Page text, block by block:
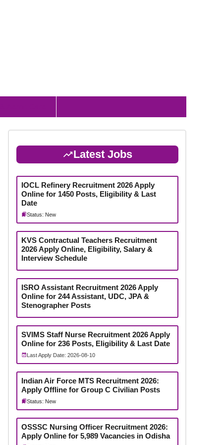
Latest Jobs
IOCL Refinery Recruitment 2026 Apply
Online for 1450 Posts, Eligibility & Last
Date
Status: New
KVS Contractual Teachers Recruitment
2026 Apply Online, Eligibility, Salary &
Interview Schedule
ISRO Assistant Recruitment 2026 Apply
Online for 244 Assistant, UDC, JPA &
Stenographer Posts
SVIMS Staff Nurse Recruitment 2026 Apply
Online for 236 Posts, Eligibility & Last Date
Last Apply Date: 2026-08-10
Indian Air Force MTS Recruitment 2026:
Apply Offline for Group C Civilian Posts
Status: New
OSSSC Nursing Officer Recruitment 2026:
Apply Online for 5,989 Vacancies in Odisha